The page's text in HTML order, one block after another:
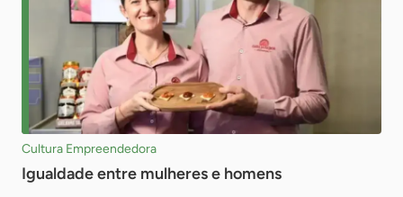
Cultura Empreendedora
Igualdade entre mulheres e homens